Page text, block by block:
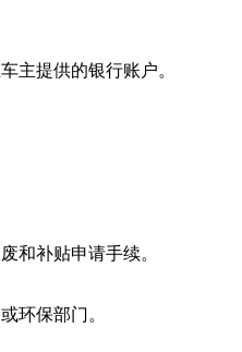
主提供的银行账户。
和补贴申请手续。
环保部门。